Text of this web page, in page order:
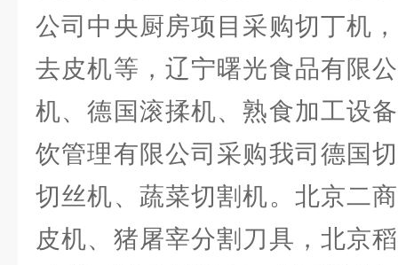
公司中央厨房项目采购切丁机
去皮机等，辽宁曙光食品有限
机、德国滚揉机、熟食加工设
饮管理有限公司采购我司德国
切丝机、蔬菜切割机。北京二
皮机、猪屠宰分割刀具，北京